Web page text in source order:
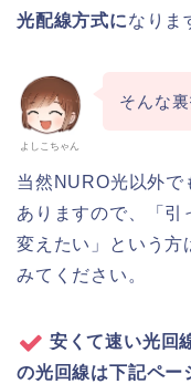
光配線方式になりま
よしこちゃん
そんな
当然NURO光以外で
ありますので、「引
変えたい」という方
みてください。
安くて速い光回
の光回線は下記ペー